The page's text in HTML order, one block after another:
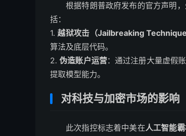
根据特朗普政府发布的官方声明
括：
1.越狱攻击（Jailbreaking
算法及底层代码。
2.伪造账户运营：通过注册大量虚假
提取模型能力。
对科技与加密市场的影响
此次指控标志着中美在人工智能